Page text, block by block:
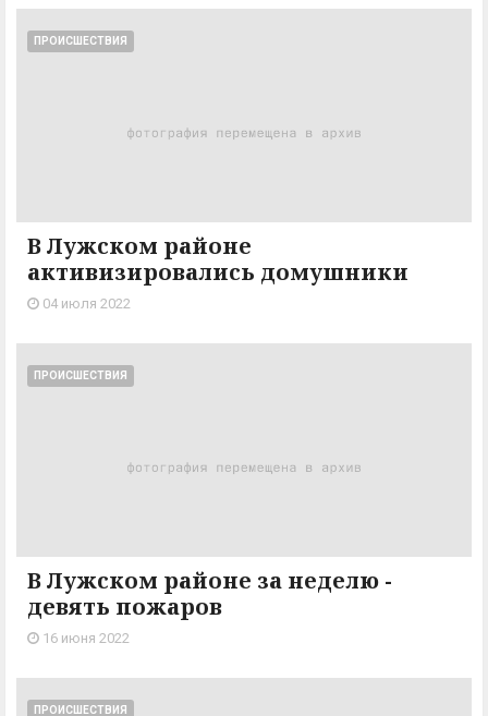
ПРОИСШЕСТВИЯ
В Лужском районе
активизировались домушники
04 июля 2022
ПРОИСШЕСТВИЯ
В Лужском районе за неделю -
девять пожаров
16 июня 2022
ПРОИСШЕСТВИЯ